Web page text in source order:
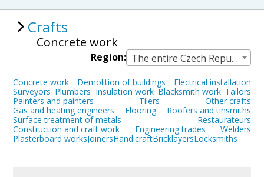
Crafts
Concrete work
Region: The entire Czech Republic
Concrete work Demolition of buildings
Electrical installation
Surveyors Plumbers Insulation work Blacksmith work Tailors
Painters and painters
Tilers
Other crafts
Gas and heating engineers
Flooring
Roofers and tinsmiths
Surface treatment of metals
Restaurateurs
Construction and craft work
Engineering trades
Welders
Plasterboard worksJoinersHandicraftBricklayersLocksmiths